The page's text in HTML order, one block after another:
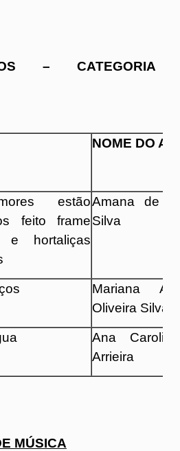
– CATEGORIA
NOME DO
estão
feito frame
hortaliças
Amana de
Silva
Mariana
Oliveira Silva
Ana
Arrieira
MÚSICA